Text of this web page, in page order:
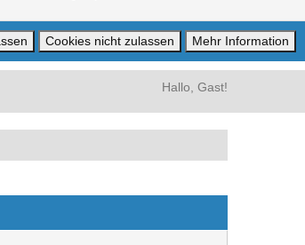
Hallo, Gast!